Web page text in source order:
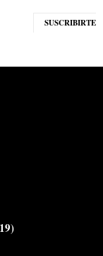
SUSCRIBIRTE